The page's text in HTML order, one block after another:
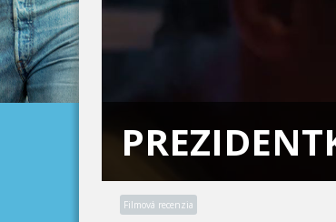
Filmová recenzia